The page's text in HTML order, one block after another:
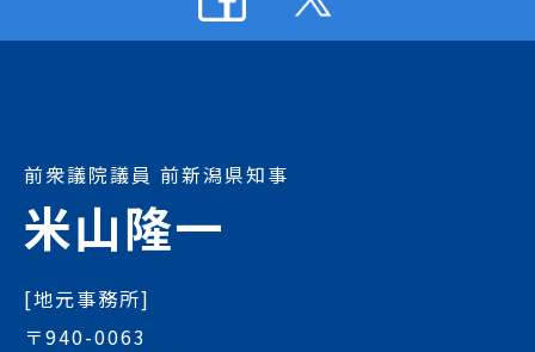
前衆議院議員 前新潟県知事
米山隆一
[地元事務所]
〒940-0063